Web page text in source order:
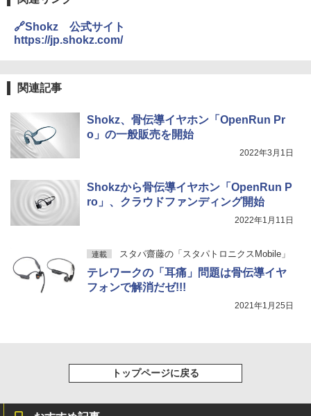
🔗Shokz 公式サイト
https://jp.shokz.com/
関連記事
Shokz、骨伝導イヤホン「OpenRun Pr
o」の一般販売を開始
2022年3月1日
Shokzから骨伝導イヤホン「OpenRun P
ro」、クラウドファンディング開始
2022年1月11日
連載 スタパ齋藤の「スタパトロニクスMobile」
テレワークの「耳痛」問題は骨伝導イヤ
フォンで解消だゼ!!!
2021年1月25日
トップページに戻る